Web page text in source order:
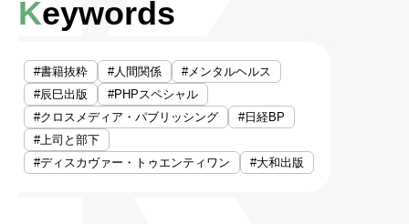
Keywords
#書籍抜粋 #人間関係
#メンタルヘルス
#辰巳出版
#PHPスペシャル
#クロスメディア・パブリッシング
#日経BP
#上司と部下
#ディスカヴァー・トゥエンティワン
#大和出版